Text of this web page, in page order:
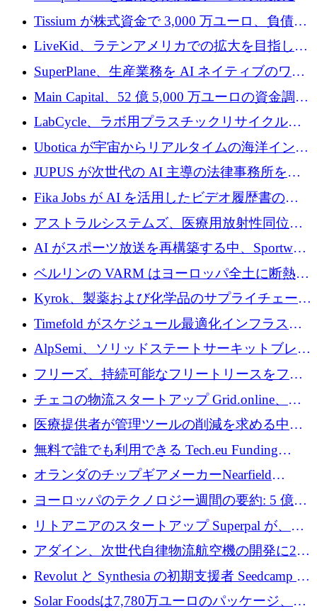
320 万ユーロを確保
Tissium が株式資金で 3,000 万ユーロ、負債で
3,000 万ユーロを調達
LiveKid、ラテンアメリカでの拡大を目指して
Aldea を買収
SuperPlane、生産業務を AI ネイティブのワー
クフロー層に変えるために 260 万ドルを確保
Main Capital、52 億 5,000 万ユーロの資金調達
でエンタープライズ ソフトウェアの開発を倍
LabCycle、ラボ用プラスチックリサイクルシ
ステムを商業化し、焼却廃棄物を削減するた
めに43万ポンドを確保
Ubotica が宇宙からリアルタイムの海洋インテ
リジェンスを拡張するために 1,100 万ドルを
JUPUS が次世代の AI 主導の法律事務所を強
化するために 1,300 万ユーロを調達
Fika Jobs が AI を活用したビデオ履歴書のた
めに 400 万ドルを調達
アストラルシステムズ、医療用放射性同位元
素の世界的な不足に対処するために2,300万ポ
ンドを調達
AI がスポーツ放送を再構築する中、Sportway
が 2,000 万ユーロを調達
ベルリンの VARM はヨーロッパ全土に断熱材
を拡張するために 1,750 万ユーロを投資
Kyrok、製薬および化学品のサプライチェーン
に AI を導入するために 310 万ユーロを確保
Timefold がスケジュール最適化インフラスト
ラクチャを拡張するためにシリーズ A で
1,300 万ドルを調達
AlpSemi、ソリッドステートサーキットブレー
カー技術の進歩のために1,700万ユーロを調達
フリーズ、持続可能なフリートリースをフラ
ンス全土に拡大するために1,300万ユーロを確
保
チェコの物流スタートアップ Grid.online、配
送量が 1 年で 10 倍に増加し、400 万ユーロの
利益を獲得
医療提供者が管理ツールの削減を求める中、
a16z が Prosper AI を 3,000 万ドルで支援
無料で誰でも利用できる Tech.eu Funding
Explorer のご紹介
オランダのチップギアメーカーNearfield
Instrumentsが3億8,000万ドルを調達
ヨーロッパのテクノロジー週間の要約: 5 億
8,500 万ユーロを超える 60 以上のテクノロジ
ー資金調達取引
リトアニアのスタートアップ Superpal が、
Slack 内に構築された AI コワーカー プラット
フォームのために 50 万ユーロを調達
アダイン、次世代自律物流航空機の開発に250
万ユーロを確保
Revolut と Synthesia の初期支援者 Seedcamp が
3 億 2,000 万ドルを調達、米国に投資
Solar Foodsは7,780万ユーロのパッケージ、5